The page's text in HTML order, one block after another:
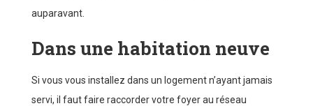
auparavant.
Dans une habitation neuve
Si vous vous installez dans un logement n’ayant jamais
servi, il faut faire raccorder votre foyer au réseau